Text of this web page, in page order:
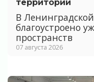
территории
В
благоустроено
пространств
07 августа 2026